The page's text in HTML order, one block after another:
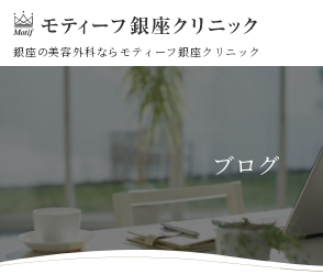
銀座の美容外科なら モティーフ銀座クリニック
ブログ